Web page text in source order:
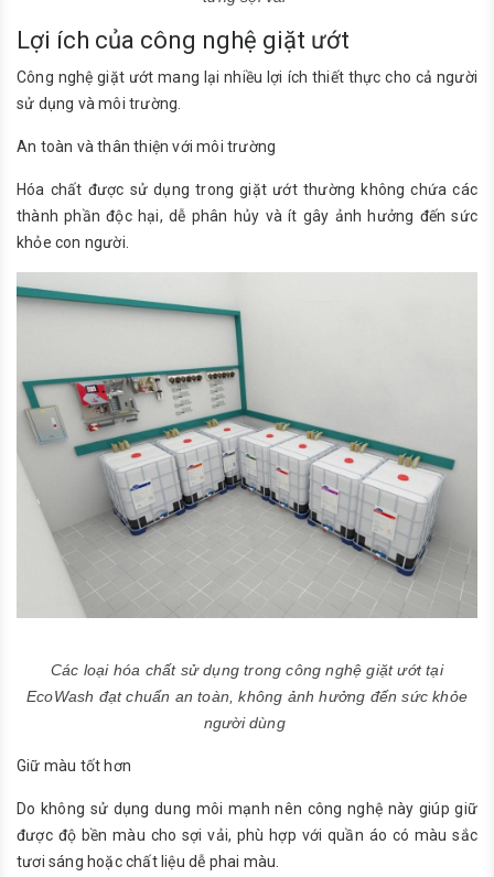
Lợi ích của công nghệ giặt ướt
Công nghệ giặt ướt mang lại nhiều lợi ích thiết thực cho cả người
sử dụng và môi trường.
An toàn và thân thiện với môi trường
Hóa chất được sử dụng trong giặt ướt thường không chứa các
thành phần độc hại, dễ phân hủy và ít gây ảnh hưởng đến sức
khỏe con người.
Các loại hóa chất sử dụng trong công nghệ giặt ướt tại
EcoWash đạt chuẩn an toàn, không ảnh hưởng đến sức khỏe
người dùng
Giữ màu tốt hơn
Do không sử dụng dung môi mạnh nên công nghệ này giúp giữ
được độ bền màu cho sợi vải, phù hợp với quần áo có màu sắc
tươi sáng hoặc chất liệu dễ phai màu.